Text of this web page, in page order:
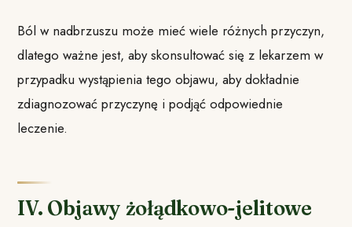
Ból w nadbrzuszu może mieć wiele różnych przyczyn,
dlatego ważne jest, aby skonsultować się z lekarzem w
przypadku wystąpienia tego objawu, aby dokładnie
zdiagnozować przyczynę i podjąć odpowiednie
leczenie.
IV. Objawy żołądkowo-jelitowe